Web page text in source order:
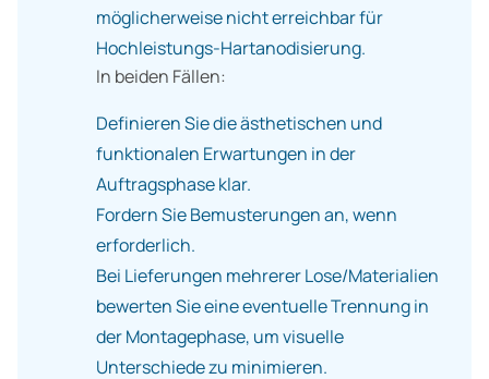
möglicherweise nicht erreichbar für
Hochleistungs-Hartanodisierung.
In beiden Fällen:
Definieren Sie die ästhetischen und
funktionalen Erwartungen in der
Auftragsphase klar.
Fordern Sie Bemusterungen an, wenn
erforderlich.
Bei Lieferungen mehrerer Lose/Materialien
bewerten Sie eine eventuelle Trennung in
der Montagephase, um visuelle
Unterschiede zu minimieren.